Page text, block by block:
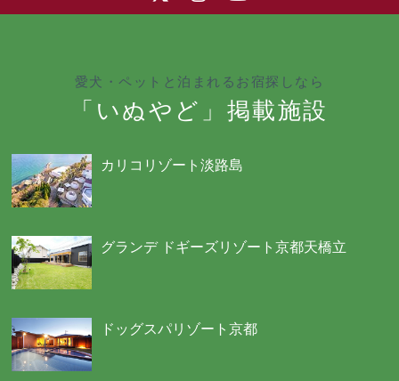
愛犬・ペットと泊まれるお宿探しなら
「いぬやど」掲載施設
カリコリゾート淡路島
グランデ ドギーズリゾート京都天橋立
ドッグスパリゾート京都